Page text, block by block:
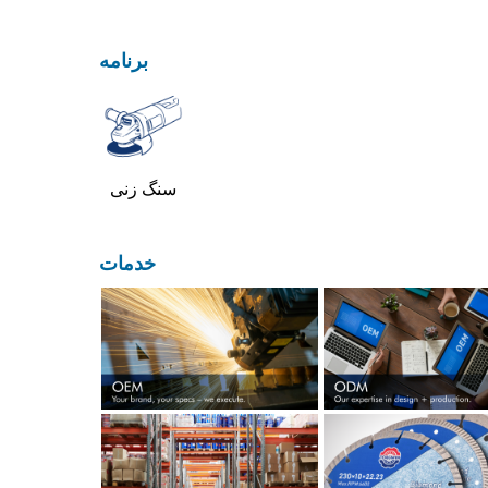
برنامه
سنگ زنی
خدمات